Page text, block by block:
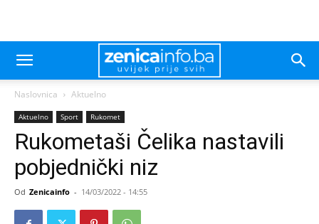
Naslovnica Aktuelno
Aktuelno Sport Rukomet
Rukometaši Čelika nastavili
pobjednički niz
Od Zenicainfo - 14/03/2022 - 14:55